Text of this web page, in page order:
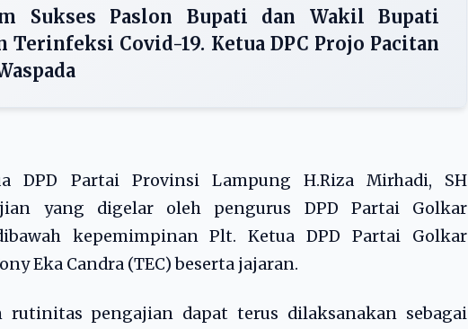
Sukses Paslon Bupati dan Wakil Bupati
Terinfeksi Covid-19. Ketua DPC Projo Pacitan
DPD Partai Provinsi Lampung H.Riza Mirhadi, SH
yang digelar oleh pengurus DPD Partai Golkar
kepemimpinan Plt. Ketua DPD Partai Golkar
Eka Candra (TEC) beserta jajaran.
pengajian dapat terus dilaksanakan sebagai